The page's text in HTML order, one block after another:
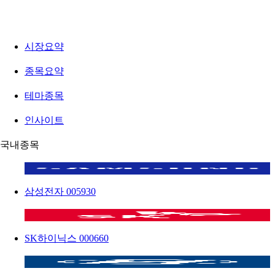
시장요약
종목요약
테마종목
인사이트
국내종목
삼성전자 005930
SK하이닉스 000660